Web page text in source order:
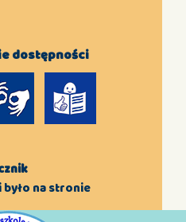
dostępności
na stronie